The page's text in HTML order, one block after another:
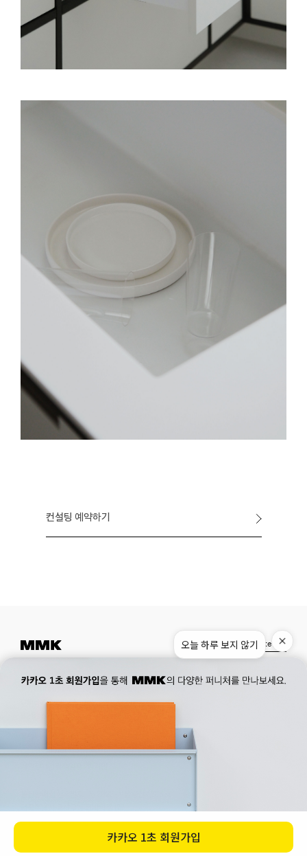
컨설팅 예약하기
대표자 : 박기민 사업자 등록번호 : 821-86-02281
ⓒ 2023. MMK all rights reserved
Museum. 02. 777. 5887 Office.02. 777. 5778
177, Duteopbawi-ro, Yongsan-gu, Seoul, Korea
Official : hello@mmk-seoul.com
Instagram Pinterest
오늘 하루 보지 않기
카카오 1초 회원가입